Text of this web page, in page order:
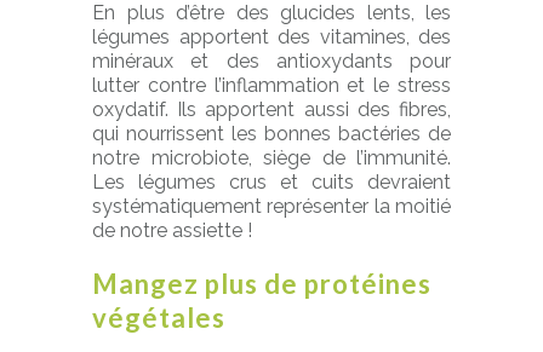
En plus d’être des glucides lents, les
légumes apportent des vitamines, des
minéraux et des antioxydants pour
lutter contre l’inflammation et le stress
oxydatif. Ils apportent aussi des fibres,
qui nourrissent les bonnes bactéries de
notre microbiote, siège de l’immunité.
Les légumes crus et cuits devraient
systématiquement représenter la moitié
de notre assiette !
Mangez plus de protéines
végétales